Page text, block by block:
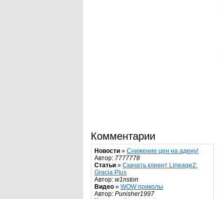
Комментарии
Новости » Снижение цен на адену!
Автор: 7777778
Статьи » Скачать клиент Lineage2:
Gracia Plus
Автор: w1nston
Видео » WOW приколы
Автор: Punisher1997